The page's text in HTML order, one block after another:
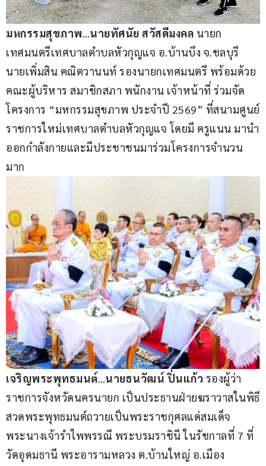
มหกรรมสุขภาพ…นายทัศนัย สวัสดีมงคล นายก
เทศมนตรีเทศบาลตำบลหัวกุญแจ อ.บ้านบึง จ.ชลบุรี
นายเพิ่มสิน คณิตวานนท์ รองนายกเทศมนตรี พร้อมด้วย
คณะผู้บริหาร สมาชิกสภา พนักงาน เจ้าหน้าที่ ร่วมจัด
โครงการ “มหกรรมสุขภาพ ประจำปี 2569” ที่สนามศูนย์
ราชการใหม่เทศบาลตำบลหัวกุญแจ โดยมี ครูแนน มานำ
ออกกำลังกายและมีประชาชนมาร่วมโครงการจำนวน
มาก
เจริญพระพุทธมนต์…นายธนวัฒน์ ปิ่นแก้ว รองผู้ว่า
ราชการจังหวัดนครนายก เป็นประธานฝ่ายฆราวาสในพิธี
สวดพระพุทธมนต์ถวายเป็นพระราชกุศลแด่สมเด็จ
พระนางเจ้ารำไพพรรณี พระบรมราชินี ในรัชกาลที่ 7 ที่
วัดอุดมธานี พระอารามหลวง ต.บ้านใหญ่ อ.เมือง